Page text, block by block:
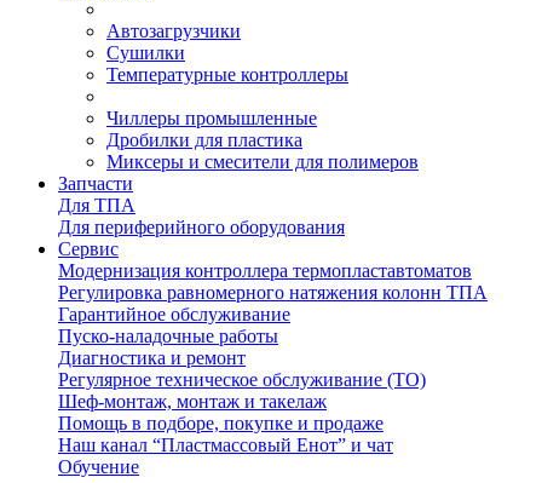
Автозагрузчики
Сушилки
Температурные контроллеры
Чиллеры промышленные
Дробилки для пластика
Миксеры и смесители для полимеров
Запчасти
Для ТПА
Для периферийного оборудования
Сервис
Модернизация контроллера термопластавтоматов
Регулировка равномерного натяжения колонн ТПА
Гарантийное обслуживание
Пуско-наладочные работы
Диагностика и ремонт
Регулярное техническое обслуживание (ТО)
Шеф-монтаж, монтаж и такелаж
Помощь в подборе, покупке и продаже
Наш канал “Пластмассовый Енот” и чат
Обучение